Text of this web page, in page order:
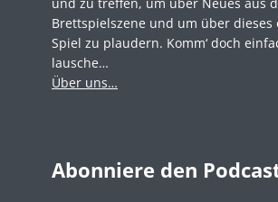
Brettspielszene und um über dieses
Spiel zu plaudern. Komm‘ doch
lausche…
Über uns…
Abonniere den